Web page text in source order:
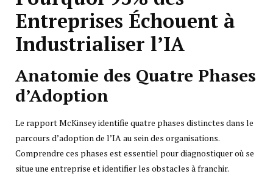
Entreprises Échouent à
Industrialiser l’IA
Anatomie des Quatre Phases
d’Adoption
Le rapport McKinsey identifie quatre phases distinctes dans le
parcours d’adoption de l’IA au sein des organisations.
Comprendre ces phases est essentiel pour diagnostiquer où se
situe une entreprise et identifier les obstacles à franchir.